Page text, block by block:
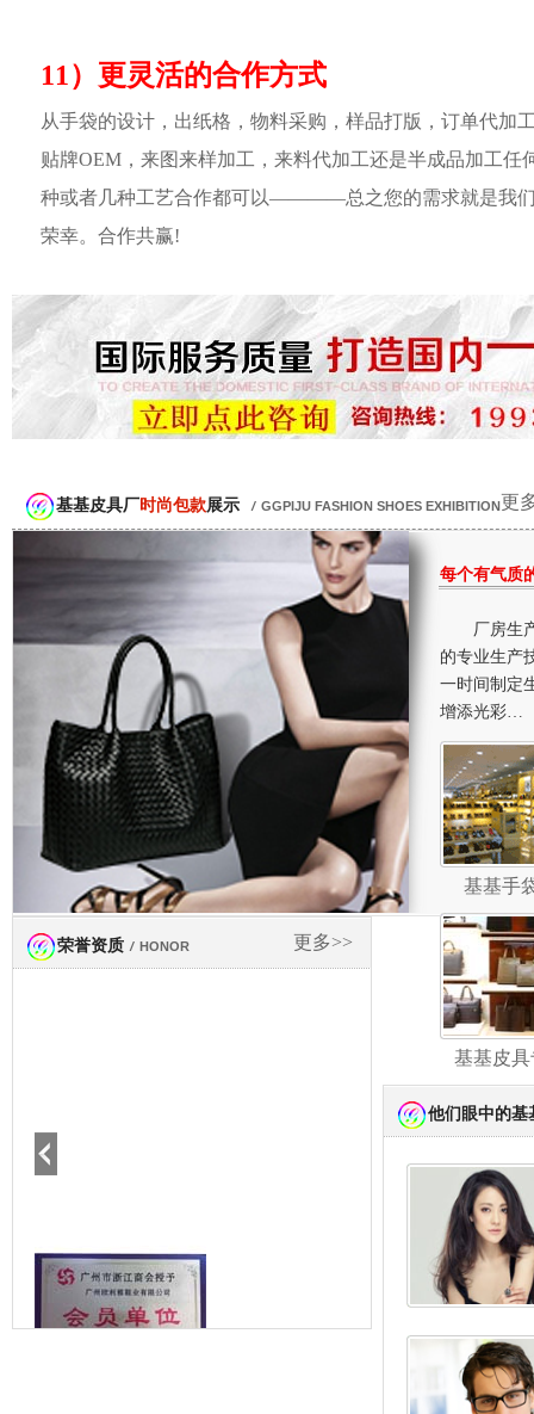
11）更灵活的合作方式
从手袋的设计，出纸格，物料采购，样品打版，订单代加
贴牌OEM，来图来样加工，来料代加工还是半成品加工任
种或者几种工艺合作都可以————总之您的需求就是我
荣幸。合作共赢!
更
基基皮具厂时尚包款展示 / GGPIJU FASHION SHOES EXHIBITION
每个有气质
厂房生
的专业生产
一时间制定
增添光彩…
基基手
基基皮
更多>>
荣誉资质 / HONOR
他们眼中的基